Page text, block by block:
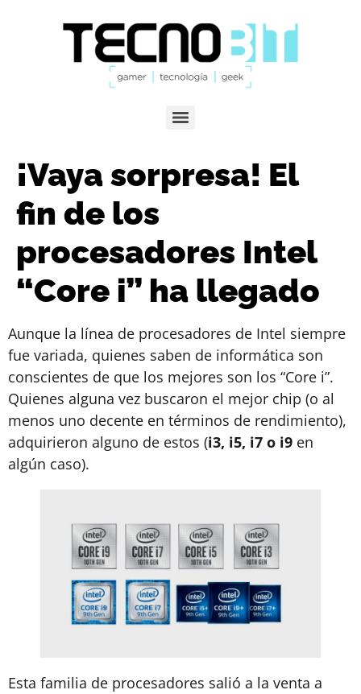
¡Vaya sorpresa! El
fin de los
procesadores Intel
“Core i” ha llegado
Aunque la línea de procesadores de Intel siempre
fue variada, quienes saben de informática son
conscientes de que los mejores son los “Core i”.
Quienes alguna vez buscaron el mejor chip (o al
menos uno decente en términos de rendimiento),
adquirieron alguno de estos (i3, i5, i7 o i9 en
algún caso).
Esta familia de procesadores salió a la venta a